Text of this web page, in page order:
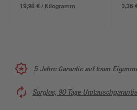
19,98 € / Kilogramm 0,36
5 Jahre Garantie auf toom
Sorglos, 90 Tage Umtauschgarantie